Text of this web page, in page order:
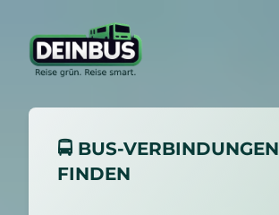
🚍 BUS-VERBINDUNGEN
FINDEN